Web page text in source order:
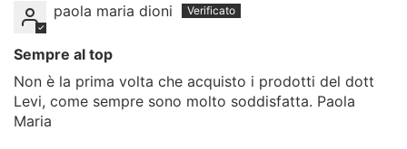
paola maria dioni
Sempre al top
Non è la prima volta che acquisto i prodotti del dott
Levi, come sempre sono molto soddisfatta. Paola
Maria